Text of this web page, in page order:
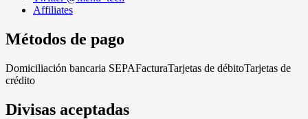
Affiliates
Métodos de pago
Domiciliación bancaria SEPAFacturaTarjetas de débitoTarjetas de
crédito
Divisas aceptadas